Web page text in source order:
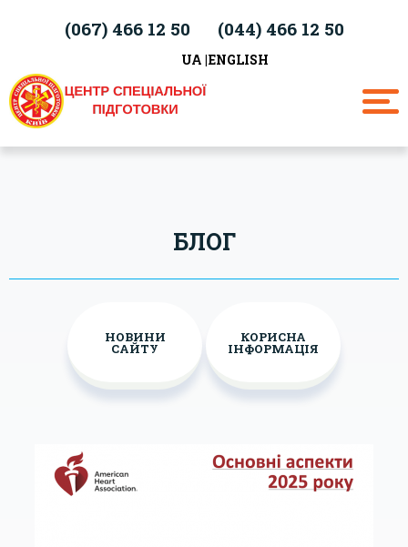
(067)466 12 50 (044)466 12 50
UA ENGLISH
БЛОГ
НОВИНИ
САЙТУ
КОРИСНА
ІНФОРМАЦІЯ